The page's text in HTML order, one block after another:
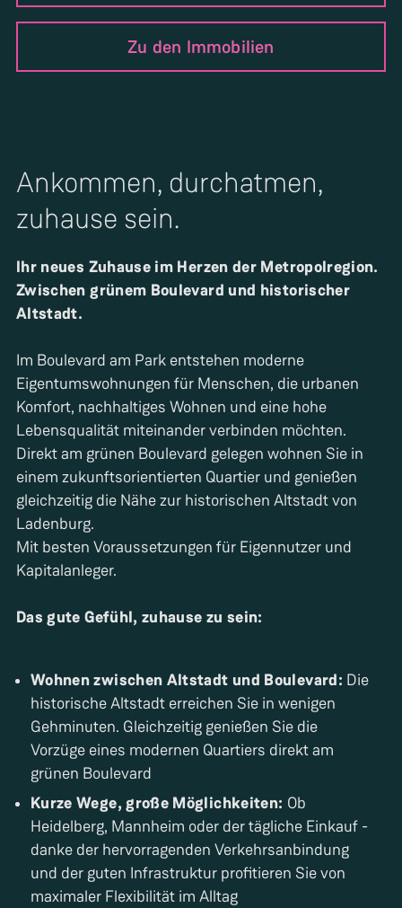
Zu den Immobilien
Ankommen, durchatmen,
zuhause sein.
Ihr neues Zuhause im Herzen der Metropolregion.
Zwischen grünem Boulevard und historischer
Altstadt.
Im Boulevard am Park entstehen moderne
Eigentumswohnungen für Menschen, die urbanen
Komfort, nachhaltiges Wohnen und eine hohe
Lebensqualität miteinander verbinden möchten.
Direkt am grünen Boulevard gelegen wohnen Sie in
einem zukunftsorientierten Quartier und genießen
gleichzeitig die Nähe zur historischen Altstadt von
Ladenburg.
Mit besten Voraussetzungen für Eigennutzer und
Kapitalanleger.
Das gute Gefühl, zuhause zu sein:
Wohnen zwischen Altstadt und Boulevard: Die
historische Altstadt erreichen Sie in wenigen
Gehminuten. Gleichzeitig genießen Sie die
Vorzüge eines modernen Quartiers direkt am
grünen Boulevard
Kurze Wege, große Möglichkeiten: Ob
Heidelberg, Mannheim oder der tägliche Einkauf -
danke der hervorragenden Verkehrsanbindung
und der guten Infrastruktur profitieren Sie von
maximaler Flexibilität im Alltag